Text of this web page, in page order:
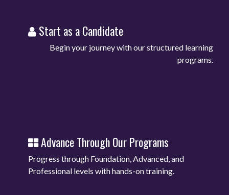
Start as a Candidate
Begin your journey with our structured learning
programs.
Advance Through Our Programs
Progress through Foundation, Advanced, and
Professional levels with hands-on training.